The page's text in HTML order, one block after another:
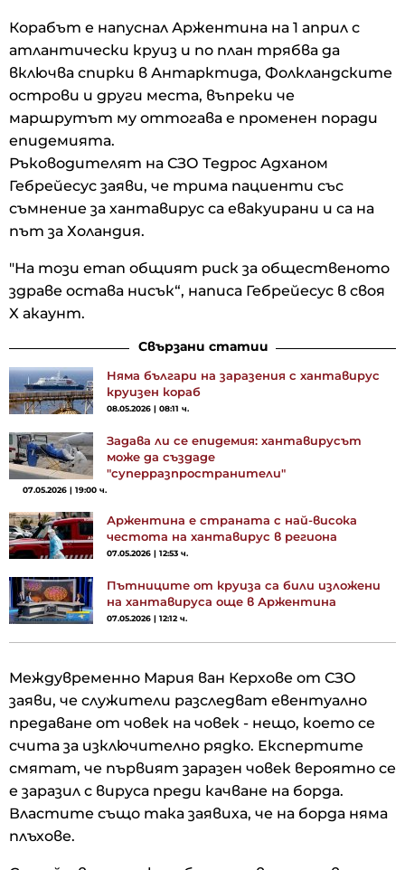
Корабът е напуснал Аржентина на 1 април с
атлантически круиз и по план трябва да
включва спирки в Антарктида, Фолкландските
острови и други места, въпреки че
маршрутът му оттогава е променен поради
епидемията.
Ръководителят на СЗО Тедрос Адханом
Гебрейесус заяви, че трима пациенти със
съмнение за хантавирус са евакуирани и са на
път за Холандия.
"На този етап общият риск за общественото
здраве остава нисък“, написа Гебрейесус в своя
X акаунт.
Свързани статии
Няма българи на заразения с хантавирус
круизен кораб
08.05.2026 | 08:11 ч.
Задава ли се епидемия: хантавирусът
може да създаде
"суперразпространители"
07.05.2026 | 19:00 ч.
Аржентина е страната с най-висока
честота на хантавирус в региона
07.05.2026 | 12:53 ч.
Пътниците от круиза са били изложени
на хантавируса още в Аржентина
07.05.2026 | 12:12 ч.
Междувременно Мария ван Керхове от СЗО
заяви, че служители разследват евентуално
предаване от човек на човек - нещо, което се
счита за изключително рядко. Експертите
смятат, че първият заразен човек вероятно се
е заразил с вируса преди качване на борда.
Властите също така заявиха, че на борда няма
плъхове.